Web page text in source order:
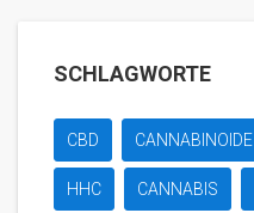
SCHLAGWORTE
CBD CANNABINOIDE
HHC CANNABIS